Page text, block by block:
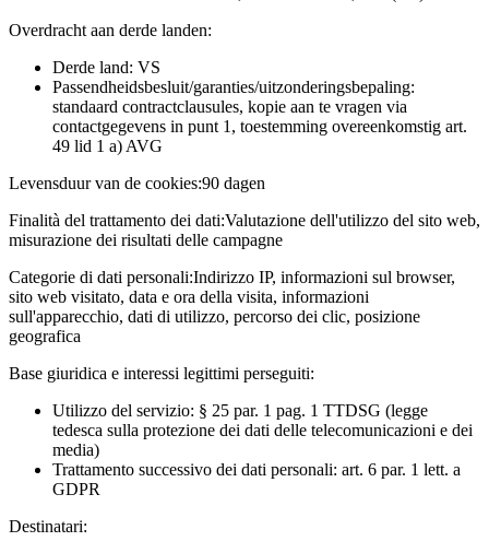
Overdracht aan derde landen:
Derde land: VS
Passendheidsbesluit/garanties/uitzonderingsbepaling:
standaard contractclausules, kopie aan te vragen via
contactgegevens in punt 1, toestemming overeenkomstig art.
49 lid 1 a) AVG
Levensduur van de cookies:90 dagen
Finalità del trattamento dei dati:Valutazione dell'utilizzo del sito web,
misurazione dei risultati delle campagne
Categorie di dati personali:Indirizzo IP, informazioni sul browser,
sito web visitato, data e ora della visita, informazioni
sull'apparecchio, dati di utilizzo, percorso dei clic, posizione
geografica
Base giuridica e interessi legittimi perseguiti:
Utilizzo del servizio: § 25 par. 1 pag. 1 TTDSG (legge
tedesca sulla protezione dei dati delle telecomunicazioni e dei
media)
Trattamento successivo dei dati personali: art. 6 par. 1 lett. a
GDPR
Destinatari: